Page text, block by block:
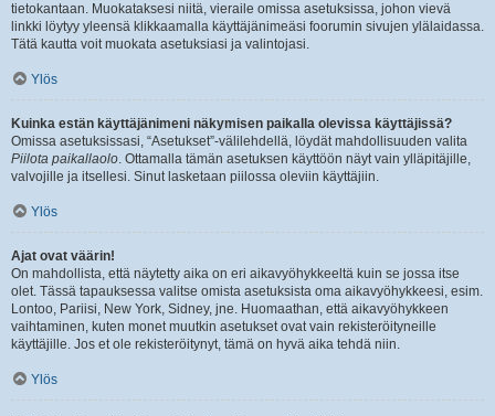
tietokantaan. Muokataksesi niitä, vieraile omissa asetuksissa, johon vievä
linkki löytyy yleensä klikkaamalla käyttäjänimeäsi foorumin sivujen ylälaidassa.
Tätä kautta voit muokata asetuksiasi ja valintojasi.
Ylös
Kuinka estän käyttäjänimeni näkymisen paikalla olevissa käyttäjissä?
Omissa asetuksissasi, “Asetukset”-välilehdellä, löydät mahdollisuuden valita
Piilota paikallaolo. Ottamalla tämän asetuksen käyttöön näyt vain ylläpitäjille,
valvojille ja itsellesi. Sinut lasketaan piilossa oleviin käyttäjiin.
Ylös
Ajat ovat väärin!
On mahdollista, että näytetty aika on eri aikavyöhykkeeltä kuin se jossa itse
olet. Tässä tapauksessa valitse omista asetuksista oma aikavyöhykkeesi, esim.
Lontoo, Pariisi, New York, Sidney, jne. Huomaathan, että aikavyöhykkeen
vaihtaminen, kuten monet muutkin asetukset ovat vain rekisteröityneille
käyttäjille. Jos et ole rekisteröitynyt, tämä on hyvä aika tehdä niin.
Ylös